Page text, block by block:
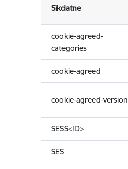
Sīkdatne
cookie-agreed-
categories
cookie-agreed
cookie-agreed-version
SESS<ID>
SES